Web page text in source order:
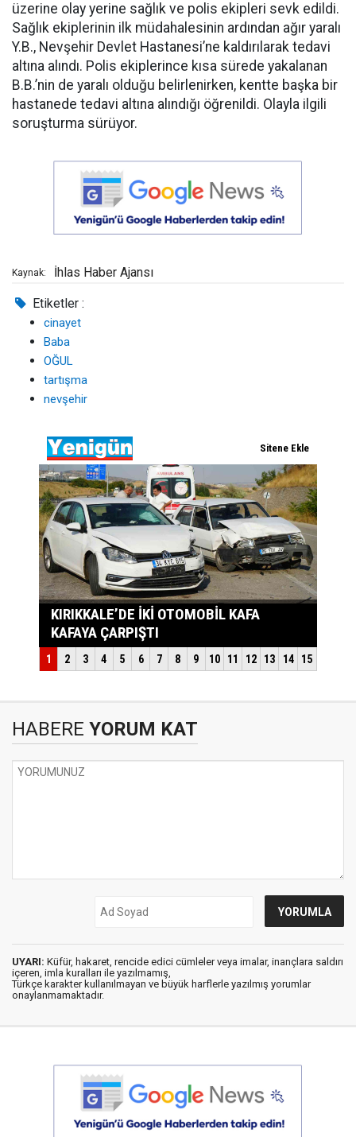
üzerine olay yerine sağlık ve polis ekipleri sevk edildi.
Sağlık ekiplerinin ilk müdahalesinin ardından ağır yaralı
Y.B., Nevşehir Devlet Hastanesi’ne kaldırılarak tedavi
altına alındı. Polis ekiplerince kısa sürede yakalanan
B.B.’nin de yaralı olduğu belirlenirken, kentte başka bir
hastanede tedavi altına alındığı öğrenildi. Olayla ilgili
soruşturma sürüyor.
Kaynak: İhlas Haber Ajansı
Etiketler :
cinayet
Baba
OĞUL
tartışma
nevşehir
HABERE YORUM KAT
UYARI: Küfür, hakaret, rencide edici cümleler veya imalar, inançlara saldırı
içeren, imla kuralları ile yazılmamış,
Türkçe karakter kullanılmayan ve büyük harflerle yazılmış yorumlar
onaylanmamaktadır.